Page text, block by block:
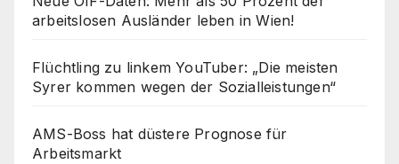
arbeitslosen Ausländer leben in Wien!
Flüchtling zu linkem YouTuber: „Die meisten
Syrer kommen wegen der Sozialleistungen“
AMS-Boss hat düstere Prognose für
Arbeitsmarkt